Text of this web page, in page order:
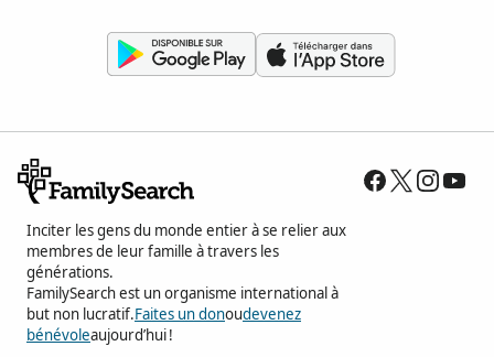
Inciter les gens du monde entier à se relier aux
membres de leur famille à travers les
générations.
FamilySearch est un organisme international à
but non lucratif.Faites un donoudevenez
bénévoleaujourd’hui !